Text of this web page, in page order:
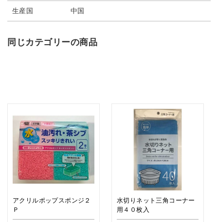
生産国 中国
同じカテゴリーの商品
アクリルポップスポンジ２
Ｐ
水切りネット三角コーナー
用４０枚入